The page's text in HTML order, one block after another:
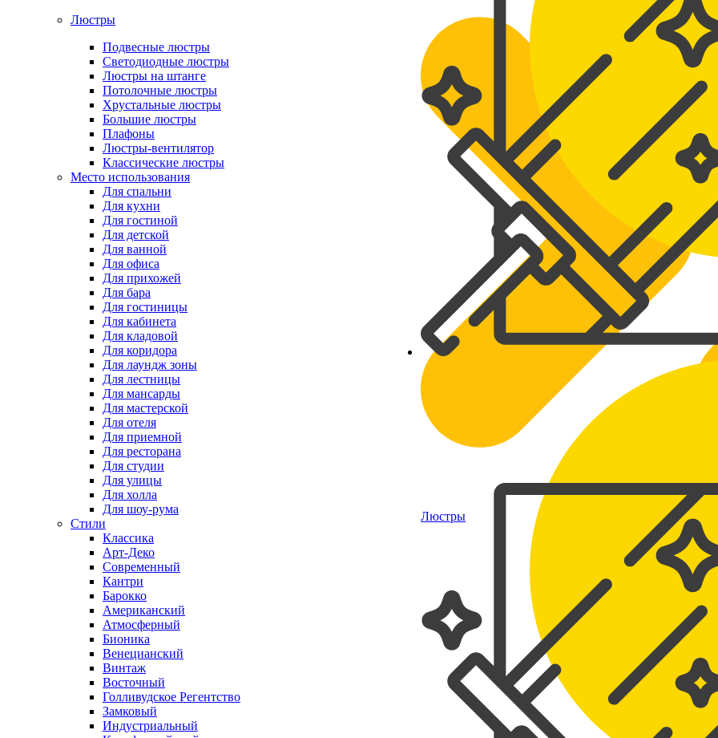
Люстры
Люстры
Подвесные люстры
Светодиодные люстры
Люстры на штанге
Потолочные люстры
Хрустальные люстры
Большие люстры
Плафоны
Люстры-вентилятор
Классические люстры
Место использования
Для спальни
Для кухни
Для гостиной
Для детской
Для ванной
Для офиса
Для прихожей
Для бара
Для гостиницы
Для кабинета
Для кладовой
Для коридора
Для лаундж зоны
Для лестницы
Для мансарды
Для мастерской
Для отеля
Для приемной
Для ресторана
Для студии
Для улицы
Для холла
Для шоу-рума
Стили
Классика
Арт-Деко
Современный
Кантри
Барокко
Американский
Атмосферный
Бионика
Венецианский
Винтаж
Восточный
Голливудское Регентство
Замковый
Индустриальный